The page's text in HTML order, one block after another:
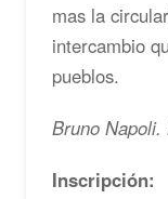
mas la
intercambio
pueblos.
Bruno Napoli.
Inscripción: